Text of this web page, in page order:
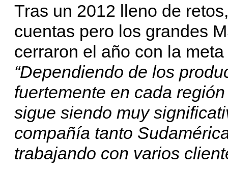
Tras un 2012 lleno de
cuentas pero los grandes
cerraron el año con la
“Dependiendo de los
fuertemente en cada
sigue siendo muy
compañía tanto
trabajando con varios